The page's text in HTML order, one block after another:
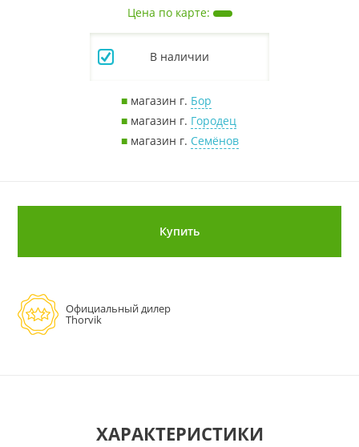
Цена по карте:
В наличии
■магазин г. Бор
■магазин г. Городец
■магазин г. Семёнов
Купить
Официальный дилер
Thorvik
ХАРАКТЕРИСТИКИ